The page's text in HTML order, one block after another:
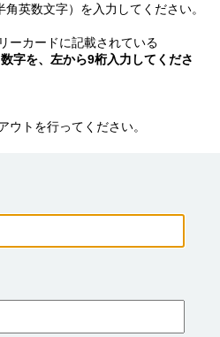
英数文字）を入力してください。
ーカードに記載されている
字を、左から9桁入力してくださ
トを行ってください。